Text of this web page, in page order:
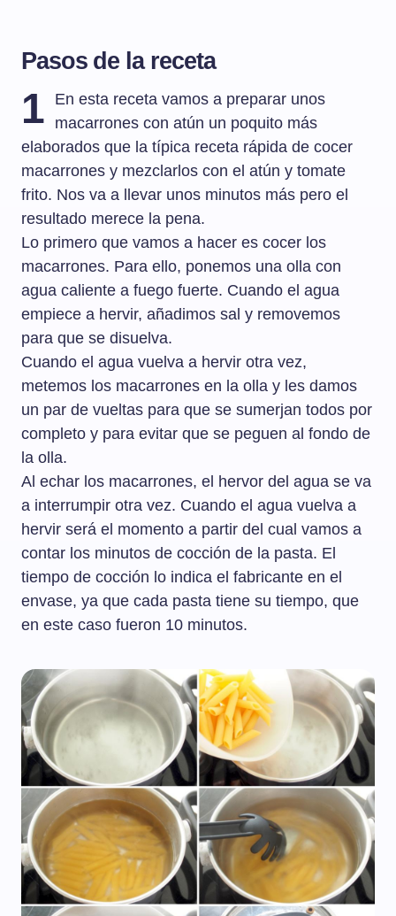
Pasos de la receta
1
En esta receta vamos a preparar unos
macarrones con atún un poquito más
elaborados que la típica receta rápida de cocer
macarrones y mezclarlos con el atún y tomate
frito. Nos va a llevar unos minutos más pero el
resultado merece la pena.
Lo primero que vamos a hacer es cocer los
macarrones. Para ello, ponemos una olla con
agua caliente a fuego fuerte. Cuando el agua
empiece a hervir, añadimos sal y removemos
para que se disuelva.
Cuando el agua vuelva a hervir otra vez,
metemos los macarrones en la olla y les damos
un par de vueltas para que se sumerjan todos por
completo y para evitar que se peguen al fondo de
la olla.
Al echar los macarrones, el hervor del agua se va
a interrumpir otra vez. Cuando el agua vuelva a
hervir será el momento a partir del cual vamos a
contar los minutos de cocción de la pasta. El
tiempo de cocción lo indica el fabricante en el
envase, ya que cada pasta tiene su tiempo, que
en este caso fueron 10 minutos.